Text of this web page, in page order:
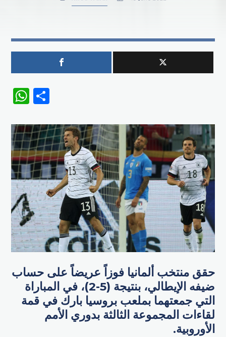
WhatsApp
حقق منتخب ألمانيا فوزاً عريضاً على حساب
ضيفه الإيطالي، بنتيجة (5-2)، في المباراة
التي جمعتهما بملعب بروسيا بارك في قمة
لقاءات المجموعة الثالثة بدوري الأمم
الأوروبية.